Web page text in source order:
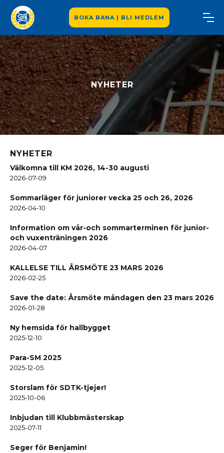
BOKA BANA | BLI MEDLEM
NYHETER
NYHETER
Välkomna till KM 2026, 14-30 augusti
2026-07-09
Sommarläger för juniorer vecka 25 och 26, 2026
2026-04-10
Information om vår-och sommarterminen för junior-
och vuxenträningen 2026
2026-04-07
KALLELSE TILL ÅRSMÖTE 23 MARS 2026
2026-02-25
Save the date: Årsmöte måndagen den 23 mars 2026
2026-01-28
Ny hemsida för hallbygget
2025-12-10
Para-SM 2025
2025-12-05
Storslam för SDTK-tjejer!
2025-10-06
Inbjudan till Klubbmästerskap
2025-07-11
Seger för Benjamin!